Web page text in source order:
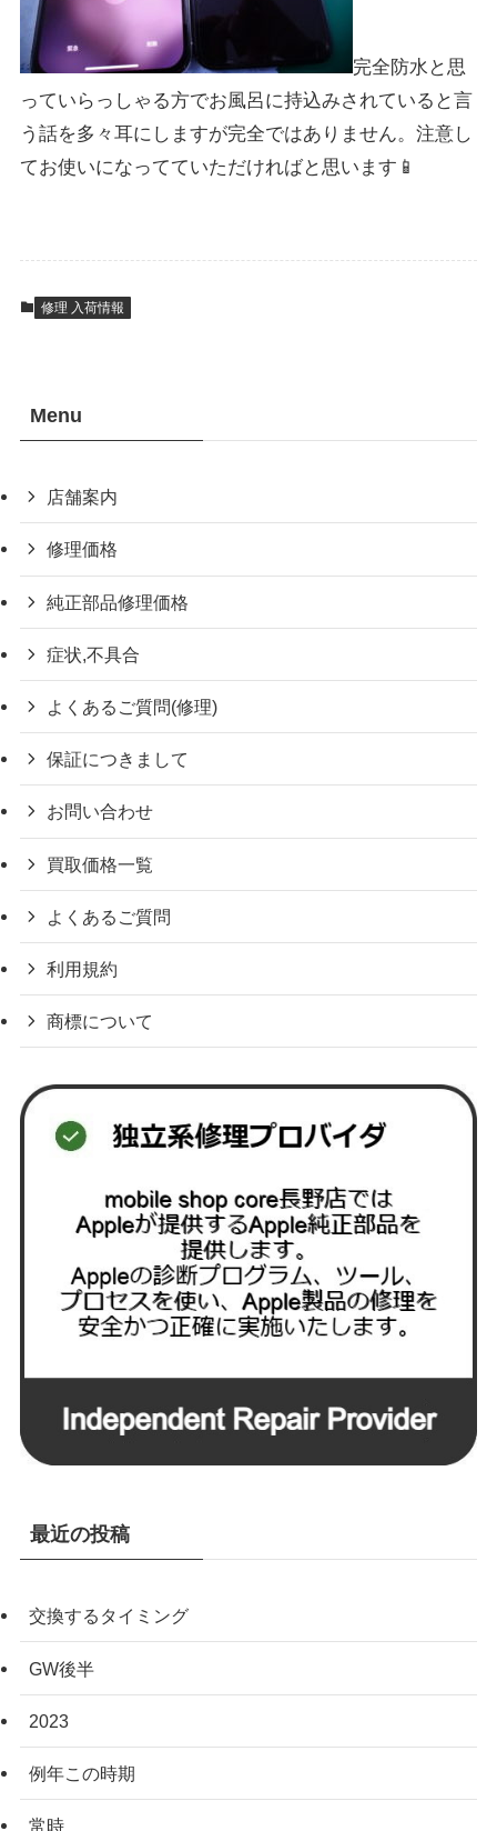
完全防水と思
っていらっしゃる方でお風呂に持込みされていると言
う話を多々耳にしますが完全ではありません。注意し
てお使いになってていただければと思います📱
修理 入荷情報
Menu
店舗案内
修理価格
純正部品修理価格
症状,不具合
よくあるご質問(修理)
保証につきまして
お問い合わせ
買取価格一覧
よくあるご質問
利用規約
商標について
最近の投稿
交換するタイミング
GW後半
2023
例年この時期
常時